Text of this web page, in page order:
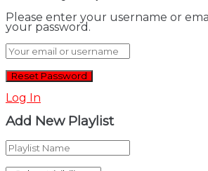
Please enter your username or
your password.
Log In
Add New Playlist